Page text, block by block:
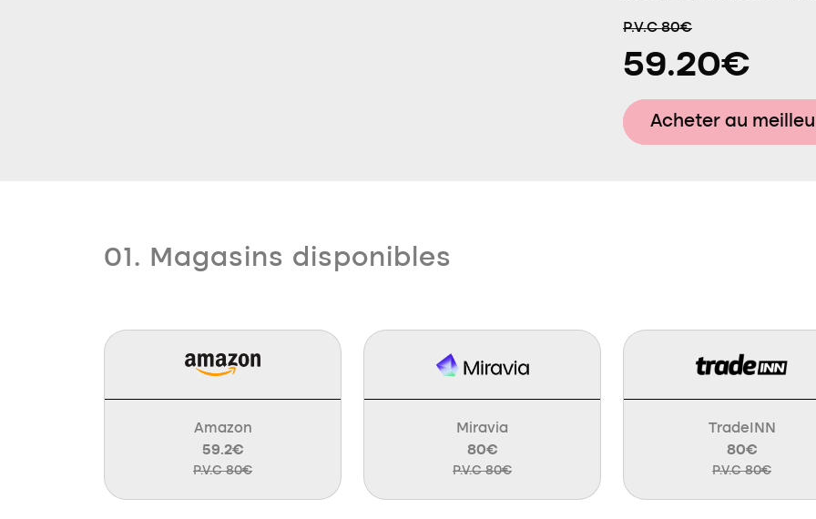
P.V.C 80€
59.20€
Acheter au
01. Magasins disponibles
Amazon
59.2€
P.V.C 80€
Miravia
80€
P.V.C 80€
TradeINN
80€
P.V.C 80€